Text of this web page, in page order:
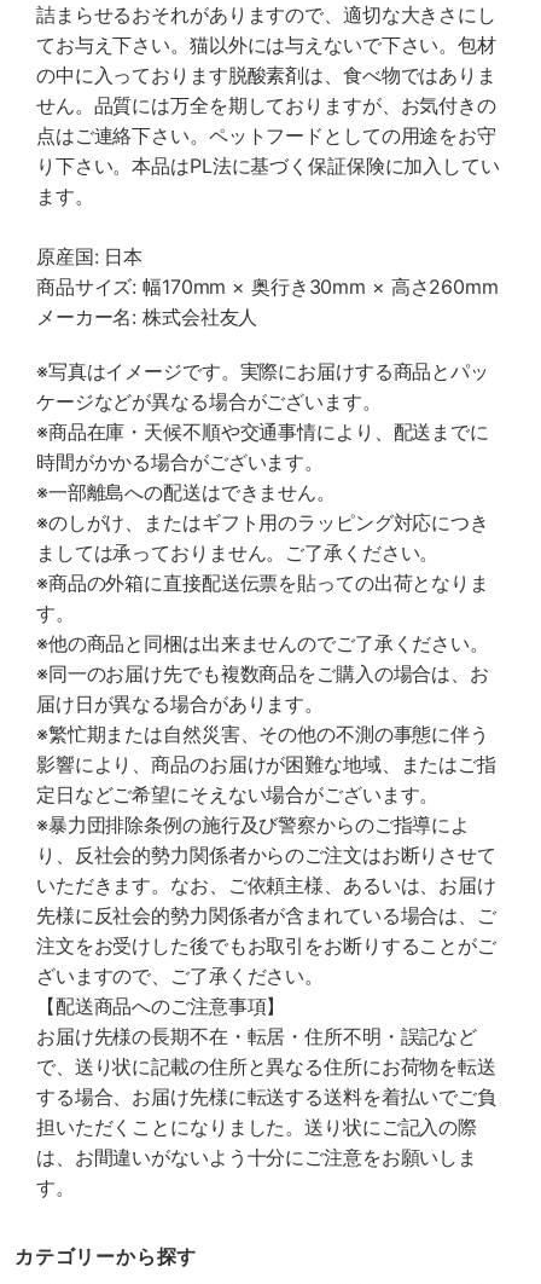
詰まらせるおそれがありますので、適切な大きさにし
てお与え下さい。猫以外には与えないで下さい。包材
の中に入っております脱酸素剤は、食べ物ではありま
せん。品質には万全を期しておりますが、お気付きの
点はご連絡下さい。ペットフードとしての用途をお守
り下さい。本品はPL法に基づく保証保険に加入してい
ます。
原産国: 日本
商品サイズ: 幅170mm × 奥行き30mm × 高さ260mm
メーカー名: 株式会社友人
※写真はイメージです。実際にお届けする商品とパッ
ケージなどが異なる場合がございます。
※商品在庫・天候不順や交通事情により、配送までに
時間がかかる場合がございます。
※一部離島への配送はできません。
※のしがけ、またはギフト用のラッピング対応につき
ましては承っておりません。ご了承ください。
※商品の外箱に直接配送伝票を貼っての出荷となりま
す。
※他の商品と同梱は出来ませんのでご了承ください。
※同一のお届け先でも複数商品をご購入の場合は、お
届け日が異なる場合があります。
※繁忙期または自然災害、その他の不測の事態に伴う
影響により、商品のお届けが困難な地域、またはご指
定日などご希望にそえない場合がございます。
※暴力団排除条例の施行及び警察からのご指導によ
り、反社会的勢力関係者からのご注文はお断りさせて
いただきます。なお、ご依頼主様、あるいは、お届け
先様に反社会的勢力関係者が含まれている場合は、ご
注文をお受けした後でもお取引をお断りすることがご
ざいますので、ご了承ください。
【配送商品へのご注意事項】
お届け先様の長期不在・転居・住所不明・誤記など
で、送り状に記載の住所と異なる住所にお荷物を転送
する場合、お届け先様に転送する送料を着払いでご負
担いただくことになりました。送り状にご記入の際
は、お間違いがないよう十分にご注意をお願いしま
す。
カテゴリーから探す